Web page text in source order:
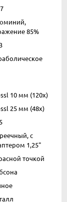
85%
10 мм (120х)
25 мм (48х)
с
1,25"
точкой